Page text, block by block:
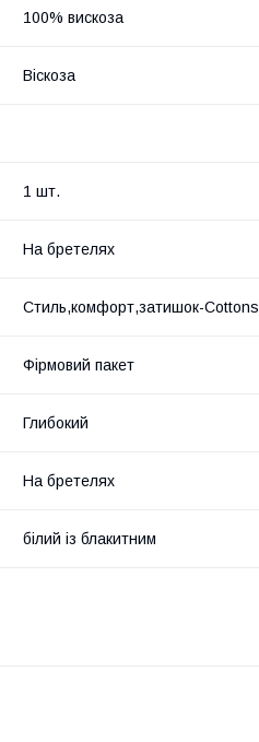
100% вискоза
Віскоза
1 шт.
На бретелях
Стиль,комфорт,затишок-Cottons
Фірмовий пакет
Глибокий
На бретелях
білий із блакитним